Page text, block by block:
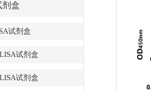
剂盒
试剂盒
试剂盒
试剂盒